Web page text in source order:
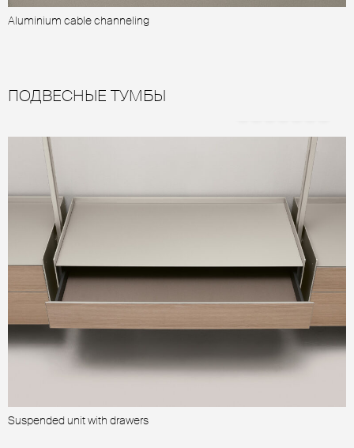
Aluminium cable channeling
Suspended unit with drawers
ПОДВЕСНЫЕ ТУМБЫ